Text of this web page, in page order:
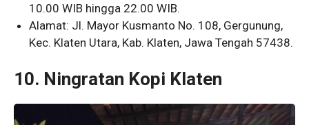
10.00 WIB hingga 22.00 WIB.
Alamat: Jl. Mayor Kusmanto No. 108, Gergunung,
Kec. Klaten Utara, Kab. Klaten, Jawa Tengah 57438.
10. Ningratan Kopi Klaten